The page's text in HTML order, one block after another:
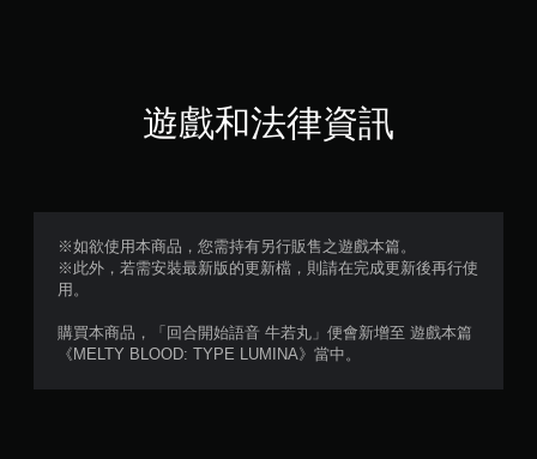
）
，
遊戲和法律資訊
※如欲使用本商品，您需持有另行販售之遊戲本篇。
※此外，若需安裝最新版的更新檔，則請在完成更新後再行使
用。
購買本商品，「回合開始語音 牛若丸」便會新增至 遊戲本篇
《MELTY BLOOD: TYPE LUMINA》當中。